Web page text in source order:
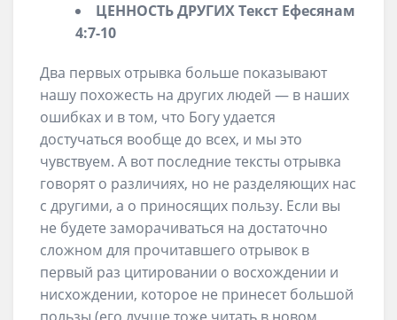
ЦЕННОСТЬДРУГИХТекст Ефесянам
4:7-10
Два первых отрывка больше показывают
нашу похожесть на других людей — в наших
ошибках и в том, что Богу удается
достучаться вообще до всех, и мы это
чувствуем. А вот последние тексты отрывка
говорят о различиях, но не разделяющих нас
с другими, а о приносящих пользу. Если вы
не будете заморачиваться на достаточно
сложном для прочитавшего отрывок в
первый раз цитировании о восхождении и
нисхождении, которое не принесет большой